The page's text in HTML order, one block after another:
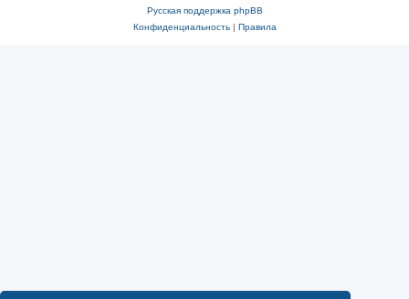
Русская поддержка phpBB
Конфиденциальность| Правила